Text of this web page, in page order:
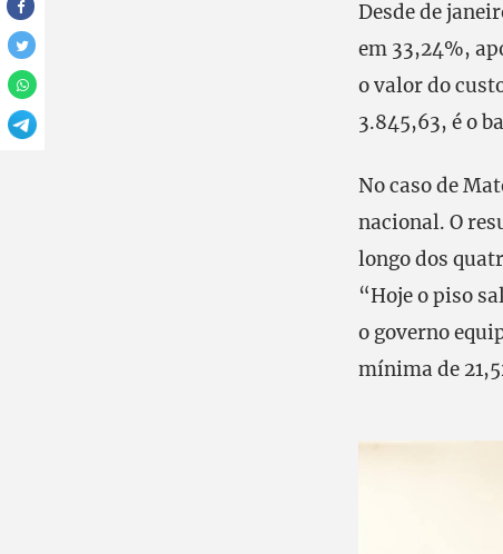
Desde de
em 33,24%,
o valor do
3.845,63, é o
No caso de
nacional. O
longo dos
“Hoje o piso
o governo
mínima de